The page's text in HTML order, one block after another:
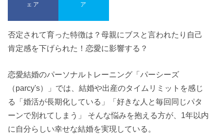
ェア
ア
否定されて育った特徴は？母親にブスと言われたり自己
肯定感を下げられた！恋愛に影響する？
恋愛結婚のパーソナルトレーニング「パーシーズ
（parcy's）」では、結婚や出産のタイムリミットを感じ
る「婚活が長期化している」「好きな人と毎回同じパタ
ーンで別れてしまう」 そんな悩みを抱える方が、1年以内
に自分らしい幸せな結婚を実現している。